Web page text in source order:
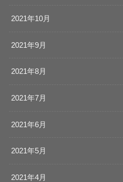
2021年10月
2021年9月
2021年8月
2021年7月
2021年6月
2021年5月
2021年4月